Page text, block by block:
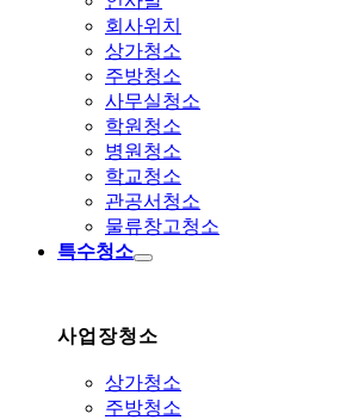
회사위치
상가청소
주방청소
사무실청소
학원청소
병원청소
학교청소
관공서청소
물류창고청소
특수청소
사업장청소
상가청소
주방청소